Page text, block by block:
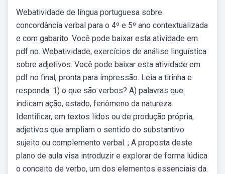
Webatividade de língua portuguesa sobre
concordância verbal para o 4º e 5º ano contextualizada
e com gabarito. Você pode baixar esta atividade em
pdf no. Webatividade, exercícios de análise linguística
sobre adjetivos. Você pode baixar esta atividade em
pdf no final, pronta para impressão. Leia a tirinha e
responda. 1) o que são verbos? A) palavras que
indicam ação, estado, fenômeno da natureza.
Identificar, em textos lidos ou de produção própria,
adjetivos que ampliam o sentido do substantivo
sujeito ou complemento verbal. ; A proposta deste
plano de aula visa introduzir e explorar de forma lúdica
o conceito de verbo, um dos elementos essenciais da.